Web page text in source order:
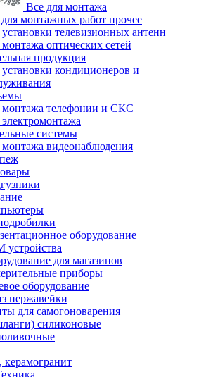
Все для монтажа
монтажных работ прочее
телевизионных антенн
оптических сетей
продукция
кондиционеров и
монтажа телефонии и СКС
системы
видеонаблюдения
оборудование
устройства
для магазинов
приборы
оборудование
нержавейки
для самогоноварения
силиконовые
керамогранит